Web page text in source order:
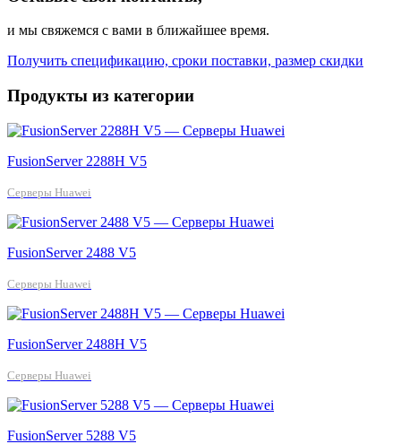
и мы свяжемся с вами в ближайшее время.
Получить спецификацию, сроки поставки, размер скидки
Продукты из категории
FusionServer 2288H V5
Серверы Huawei
FusionServer 2488 V5
Серверы Huawei
FusionServer 2488H V5
Серверы Huawei
FusionServer 5288 V5